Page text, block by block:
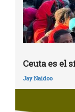
Ceuta es el
Jay Naidoo